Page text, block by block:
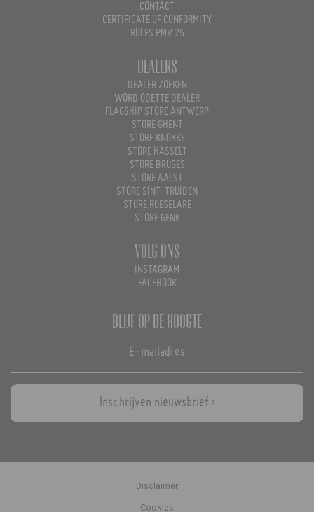
CONTACT
CERTIFICATE OF CONFORMITY
RULES PMV 25
Dealers
DEALER ZOEKEN
WORD ODETTE DEALER
FLAGSHIP STORE ANTWERP
STORE GHENT
STORE KNOKKE
STORE HASSELT
STORE BRUGES
STORE AALST
STORE SINT-TRUIDEN
STORE ROESELARE
STORE GENK
Volg ons
INSTAGRAM
FACEBOOK
Blijf op de hoogte
Inschrijven nieuwsbrief ›
Disclaimer
Cookies